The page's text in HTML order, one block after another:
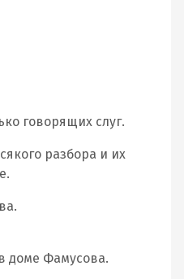
говорящих слуг.
разбора и их
доме Фамусова.